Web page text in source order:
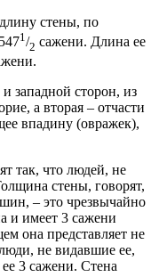
стены, по
1 /2 сажени. Длина ее
западной сторон, из
а вторая – отчасти
впадину (овражек),
так, что людей, не
стены, говорят,
– это чрезвычайно
и имеет 3 сажени
она представляет не
не видавшие ее,
3 сажени. Стена